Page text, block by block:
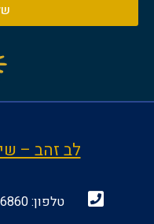
לב זהב –
טלפון: